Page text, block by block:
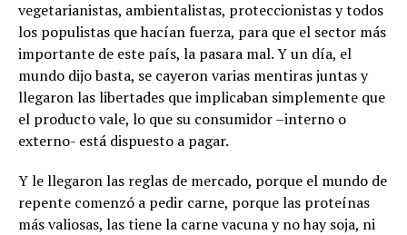
vegetarianistas, ambientalistas, proteccionistas y todos
los populistas que hacían fuerza, para que el sector más
importante de este país, la pasara mal. Y un día, el
mundo dijo basta, se cayeron varias mentiras juntas y
llegaron las libertades que implicaban simplemente que
el producto vale, lo que su consumidor –interno o
externo- está dispuesto a pagar.
Y le llegaron las reglas de mercado, porque el mundo de
repente comenzó a pedir carne, porque las proteínas
más valiosas, las tiene la carne vacuna y no hay soja, ni